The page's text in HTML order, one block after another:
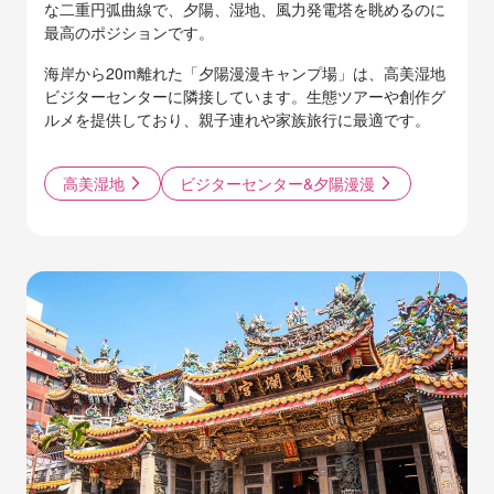
な二重円弧曲線で、夕陽、湿地、風力発電塔を眺めるのに
最高のポジションです。
海岸から20m離れた「夕陽漫漫キャンプ場」は、高美湿地
ビジターセンターに隣接しています。生態ツアーや創作グ
ルメを提供しており、親子連れや家族旅行に最適です。
高美湿地 ビジターセンター&夕陽漫漫